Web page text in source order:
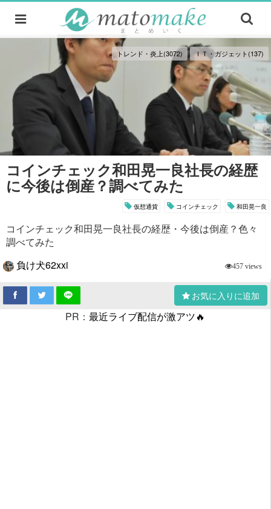
トレンド・炎上(3072) ＩＴ・ガジェット(137)
コインチェック和田晃一良社長の経歴
に今後は倒産？調べてみた
仮想通貨 コインチェック 和田晃一良
コインチェック和田晃一良社長の経歴・今後は倒産？色々
調べてみた
負け犬62xxi
457 views
お気に入りに追加
PR： 最近ライブ配信が激アツ🔥